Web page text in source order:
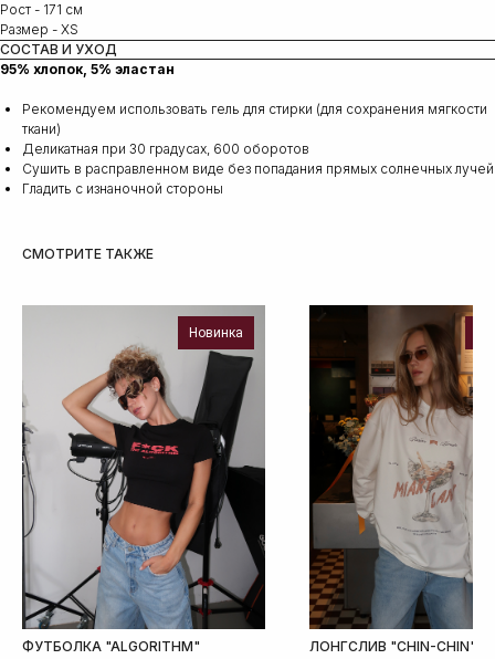
Рост - 171 см
Размер - XS
СОСТАВ И УХОД
95% хлопок, 5% эластан
Рекомендуем использовать гель для стирки (для сохранения мягкости
ткани)
Деликатная при 30 градусах, 600 оборотов
Сушить в расправленном виде без попадания прямых солнечных лучей
Гладить с изнаночной стороны
СМОТРИТЕ ТАКЖЕ
Новинка
ФУТБОЛКА "ALGORITHM" ЛОНГСЛИВ "CHIN-CHIN"